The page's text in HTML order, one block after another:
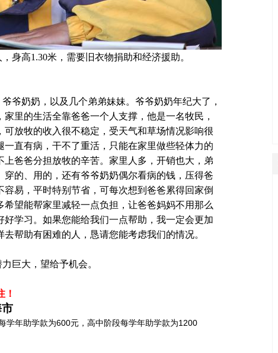
身高1.30米，需要旧衣物捐助和经济援助。
爷奶奶，以及几个弟弟妹妹。爷爷奶奶年纪大了，
里的生活全靠爸爸一个人支撑，他是一名牧民，
放牧的收入很不稳定，受天气和草场情况影响很
直有病，干不了重活，只能在家里做些轻体力的
爸爸分担放牧的辛苦。家里人多，开销也大，弟
的、用的，还有爷爷奶奶偶尔看病的钱，压得爸
易，平时特别节省，可每次想到爸爸累得回家倒
望能帮家里减轻一点负担，让爸爸妈妈不用那么
学习。如果您能给我们一点帮助，我一定会更加
帮助有困难的人，恳请您能考虑我们的情况。
巨大，望给予机会。
！
学年助学款为600元，高中阶段每学年助学款为1200